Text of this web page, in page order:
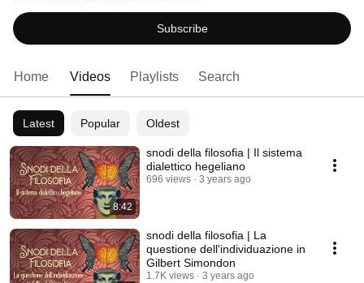
Subscribe
Home Videos Playlists Search
Latest Popular Oldest
8:42
snodi della filosofia | Il sistema
dialettico hegeliano
696 views 3 years ago
snodi della filosofia | La
questione dell'individuazione in
Gilbert Simondon
1.7K views 3 years ago